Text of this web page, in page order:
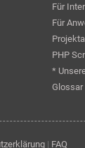
Für
Für
PHP
*
Glossar
| FAQ